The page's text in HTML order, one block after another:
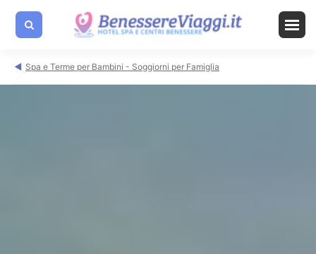
Spa e Terme per Bambini - Soggiorni per Famiglia